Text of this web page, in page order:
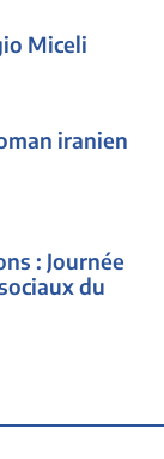
Miceli
iranien
: Journée
du